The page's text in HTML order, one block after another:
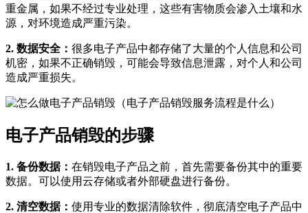
重金属，如果不经过专业处理，这些有害物质会渗入土壤和水
源，对环境造成严重污染。
2. 数据安全： 很多电子产品中都存储了大量的个人信息和公司
机密，如果不正确销毁，可能会导致信息泄露，对个人和公司
造成严重损失。
电子产品销毁的步骤
1. 备份数据： 在销毁电子产品之前，首先需要备份其中的重要
数据。可以使用云存储或者外部硬盘进行备份。
2. 清空数据： 使用专业的数据清除软件，彻底清空电子产品中